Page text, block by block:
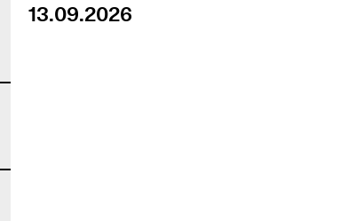
13.09.2026